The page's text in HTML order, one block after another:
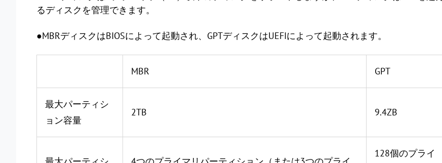
るディスクを管理できます。
●MBRディスクはBIOSによって起動され、GPTディスクはUEFIによって起動されます。
MBR GPT
最大パーティシ
ョン容量
2TB 9.4ZB
128個のプライ